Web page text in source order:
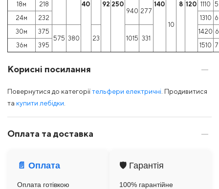
40
92 250 140 8 120
18м
218
940 277
10
1110
24м
232 1310
30м
375
575 380 23 1015 331
1420
36м
395 1510
Корисні посилання
Повернутися до категоріїтельфери електричні . Продивитися
та купити лебідки
Оплата та доставка
📄 Оплата
Оплата готівкою
🛡️ Гарантія
100% гарантійне